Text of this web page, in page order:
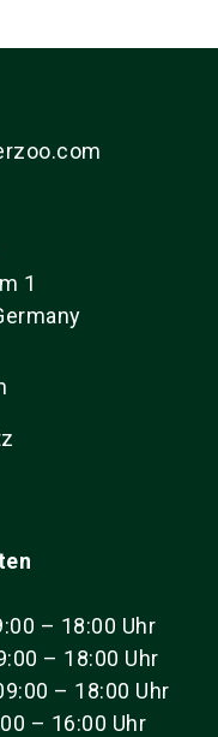
1
– 18:00 Uhr
– 18:00 Uhr
– 18:00 Uhr
– 16:00 Uhr